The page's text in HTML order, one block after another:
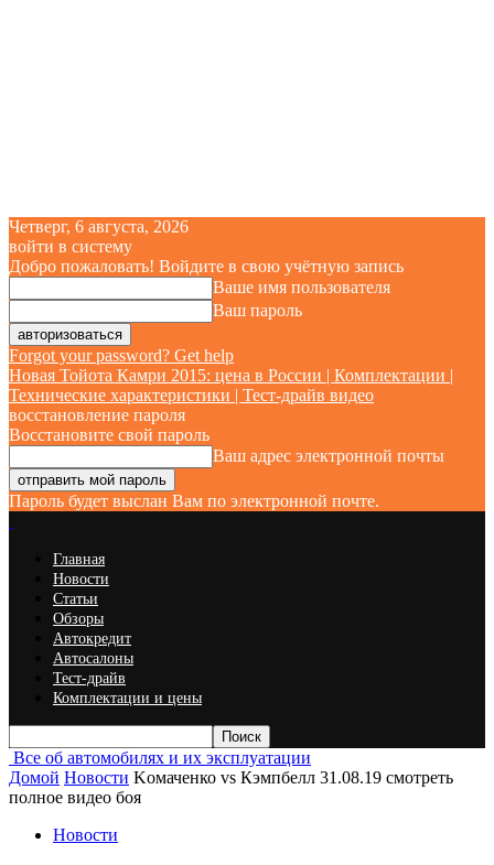
Четверг, 6 августа, 2026
войти в систему
Добро пожаловать! Войдите в свою учётную запись
Ваше имя пользователя
Ваш пароль
Forgot your password? Get help
Новая Тойота Камри 2015: цена в России | Комплектации |
Технические характеристики | Тест-драйв видео
восстановление пароля
Восстановите свой пароль
Ваш адрес электронной почты
Пароль будет выслан Вам по электронной почте.
Главная
Новости
Статьи
Обзоры
Автокредит
Автосалоны
Тест-драйв
Комплектации и цены
Все об автомобилях и их эксплуатации
Домой Новости Kомаченко vs Кэмпбелл 31.08.19 смотреть
полное видео боя
Новости